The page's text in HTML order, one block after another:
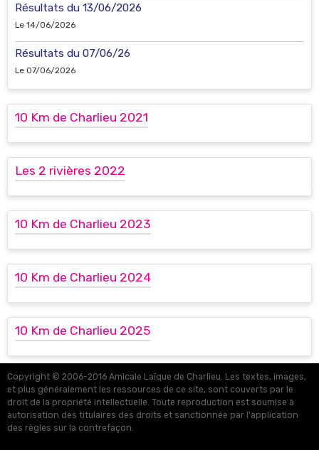
Résultats du 13/06/2026
Le 14/06/2026
Résultats du 07/06/26
Le 07/06/2026
10 Km de Charlieu 2021
Les 2 rivières 2022
10 Km de Charlieu 2023
10 Km de Charlieu 2024
10 Km de Charlieu 2025
Copyright © 2006-2016 Amicale Laïque de Charlieu. Les textes, images,
et plus généralement les ressources de ce site, sont couverts par le
droit de la propriété intellectuelle. Toute reproduction est soumise à
autorisation des titulaires des droits et sanctionnée par l'application
des règles sur la contrefaçon.